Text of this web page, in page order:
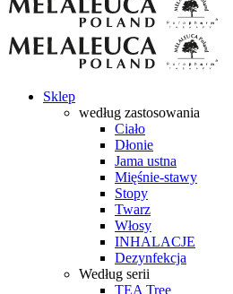
Sklep
według zastosowania
Ciało
Dłonie
Jama ustna
Mięśnie-stawy
Stopy
Twarz
Włosy
INHALACJE
Dezynfekcja
Według serii
TEA Tree